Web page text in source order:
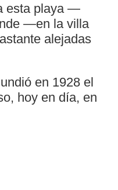
esta playa —
—en la villa
alejadas
en 1928 el
hoy en día, en